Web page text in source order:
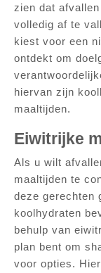
zien dat
volledig af te
kiest voor een
ontdekt om
hiervan zijn
maaltijden.
Eiwitrijke
Als u wilt
maaltijden te
deze gerechten
koolhydraten
behulp van
plan bent om
voor opties.